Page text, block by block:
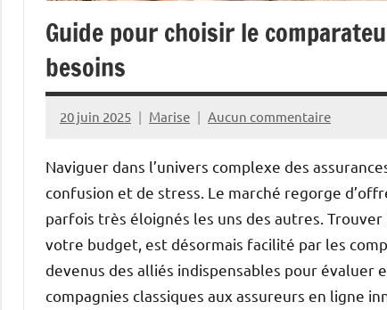
Guide pour choisir le
besoins
20 juin 2025 Marise Aucun commentaire
Naviguer dans l’univers complexe des
confusion et de stress. Le marché regorge
parfois très éloignés les uns des autres.
votre budget, est désormais facilité par les
devenus des alliés indispensables pour évaluer
compagnies classiques aux assureurs en ligne